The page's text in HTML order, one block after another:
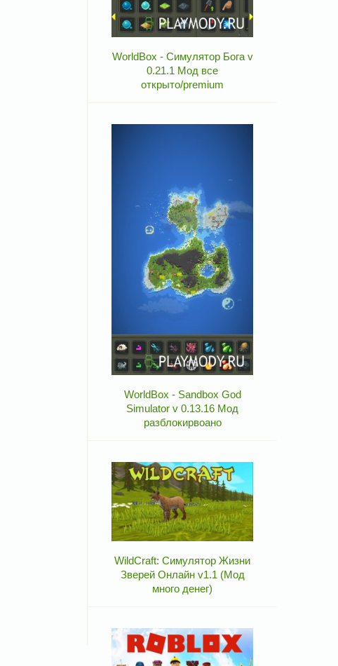
WorldBox - Симулятор Бога v
0.21.1 Мод все
открыто/premium
WorldBox - Sandbox God
Simulator v 0.13.16 Мод
разблокирвоано
WildCraft: Симулятор Жизни
Зверей Онлайн v1.1 (Мод
много денег)